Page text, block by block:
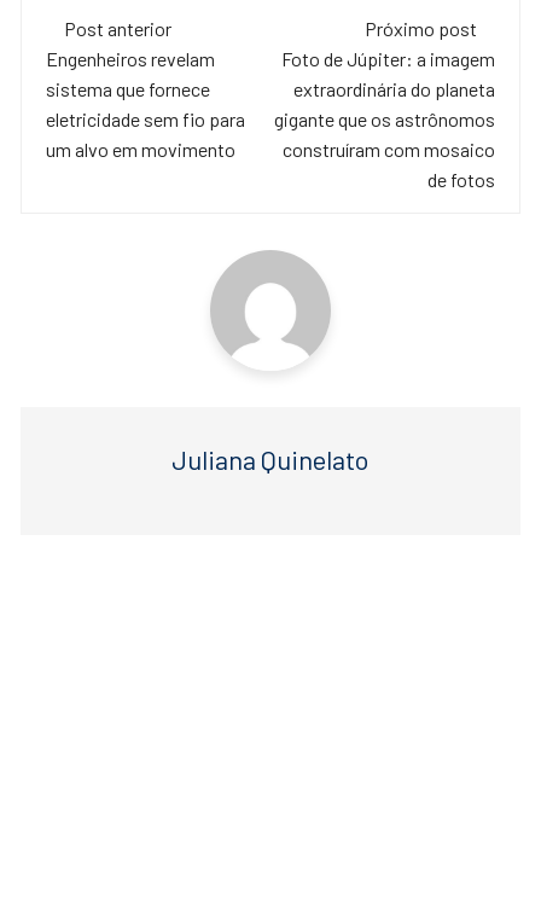
e
b
o
o
er s
A
p
p
Navegação
de
post
Post anterior
Engenheiros revelam
sistema que fornece
eletricidade sem fio para
um alvo em movimento
Próximo post
Foto de Júpiter: a imagem
extraordinária do planeta
gigante que os astrônomos
construíram com mosaico
de fotos
Juliana Quinelato